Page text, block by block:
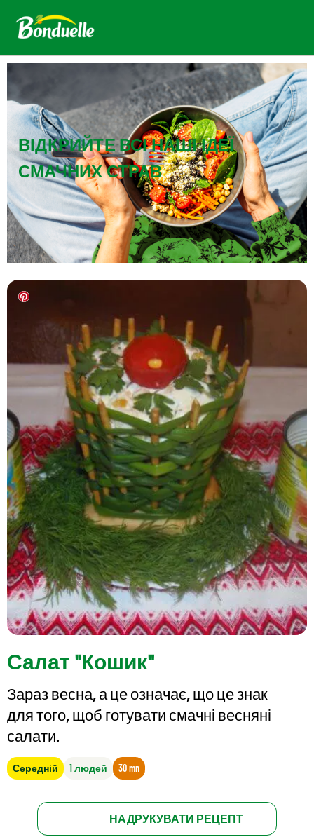
ВІДКРИЙТЕ ВСІ НАШІ ІДЕЇ
СМАЧНИХ СТРАВ
Салат "Кошик"
Зараз весна, а це означає, що це знак
для того, щоб готувати смачні весняні
салати.
Середній 1 людей 30 mn
НАДРУКУВАТИ РЕЦЕПТ